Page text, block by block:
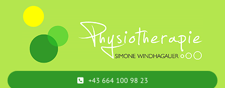
+43 664 100 98 23